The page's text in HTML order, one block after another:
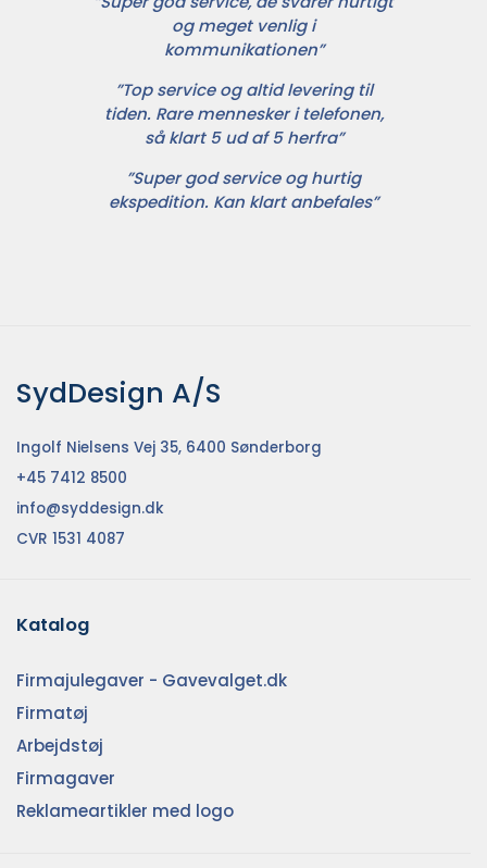
og meget venlig i
kommunikationen”
”Top service og altid levering til
tiden. Rare mennesker i telefonen,
så klart 5 ud af 5 herfra”
”Super god service og hurtig
ekspedition. Kan klart anbefales”
SydDesign A/S
Ingolf Nielsens Vej 35, 6400 Sønderborg
+45 7412 8500
info@syddesign.dk
CVR 1531 4087
Katalog
Firmajulegaver - Gavevalget.dk
Firmatøj
Arbejdstøj
Firmagaver
Reklameartikler med logo